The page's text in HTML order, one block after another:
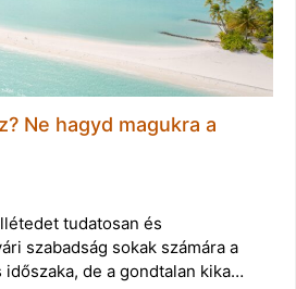
Ne hagyd magukra a
tudatosan és
szabadság sokak számára a
de a gondtalan kika…